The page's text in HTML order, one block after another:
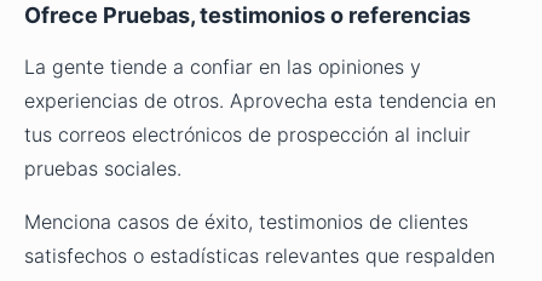
Ofrece Pruebas, testimonios o referencias
La gente tiende a confiar en las opiniones y
experiencias de otros. Aprovecha esta tendencia en
tus correos electrónicos de prospección al incluir
pruebas sociales.
Menciona casos de éxito, testimonios de clientes
satisfechos o estadísticas relevantes que respalden